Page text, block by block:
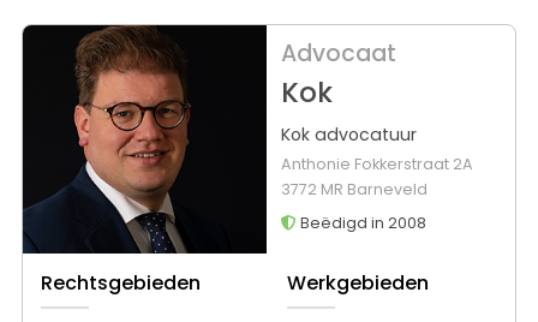
Advocaat
Kok
Kok advocatuur
Anthonie Fokkerstraat 2A
3772 MR Barneveld
Beëdigd in 2008
Rechtsgebieden Werkgebieden